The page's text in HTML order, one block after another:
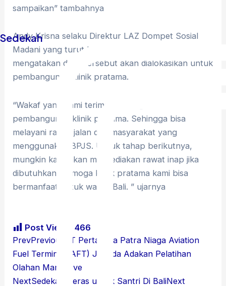
sampaikan” tambahnya
Andy Krisna selaku Direktur LAZ Dompet Sosial
Madani yang turut hadir dalam acara ini
mengatakan dana tersebut akan dialokasikan untuk
pembangunan klinik pratama.
“Wakaf yang kami terima akan digunakan untuk
pembangunan klinik pratama. Sehingga bisa
melayani rawat jalan dan masyarakat yang
menggunakan BPJS. Untuk tahap berikutnya,
mungkin kami akan menyediakan rawat inap jika
dibutuhkan. Semoga klinik pratama kami bisa
bermanfaat untuk warga Bali. ” ujarnya
Post Views:
466
PrevPrevious
PT Pertamina Patra Niaga Aviation
Fuel Terminal (AFT) Juanda Adakan Pelatihan
Olahan Mangrove
NextSedekah Beras untuk Santri Di BaliNext
Sedekah